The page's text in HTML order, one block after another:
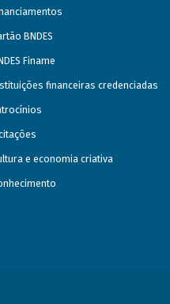
BNDES
Finame
financeiras credenciadas
e economia criativa